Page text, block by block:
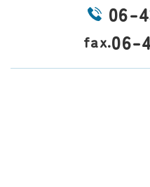
06-
fax.06-